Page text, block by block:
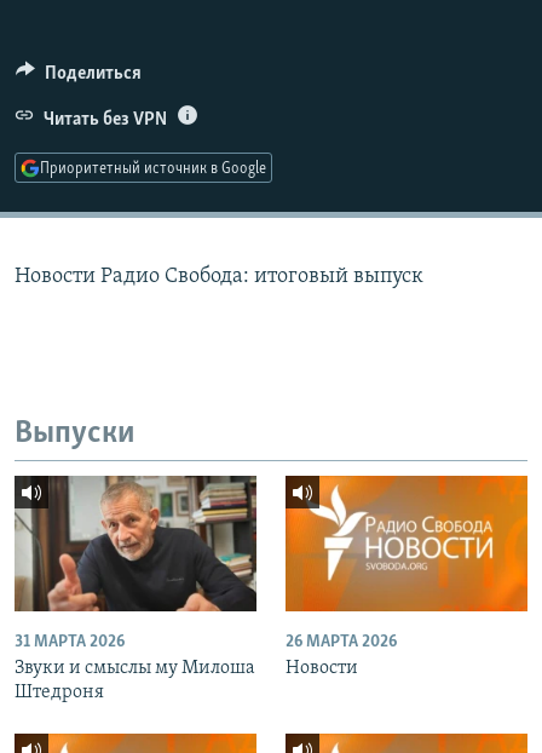
ПОДПИШИТЕСЬ НА РАССЫЛКУ
СОЦИАЛЬНЫЕ СЕТИ
Поделиться
Читать без VPN
Приоритетный источник в Google
Новости Радио Свобода: итоговый выпуск
Выпуски
31 МАРТА 2026
Звуки и смыслы му Милоша
Штедроня
26 МАРТА 2026
Новости